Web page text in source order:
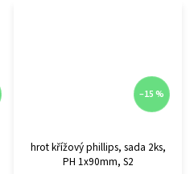
–15 %
hrot křížový phillips, sada 2ks,
PH 1x90mm, S2